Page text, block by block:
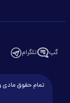
گپ تلگرام
تمام حقوق مادی